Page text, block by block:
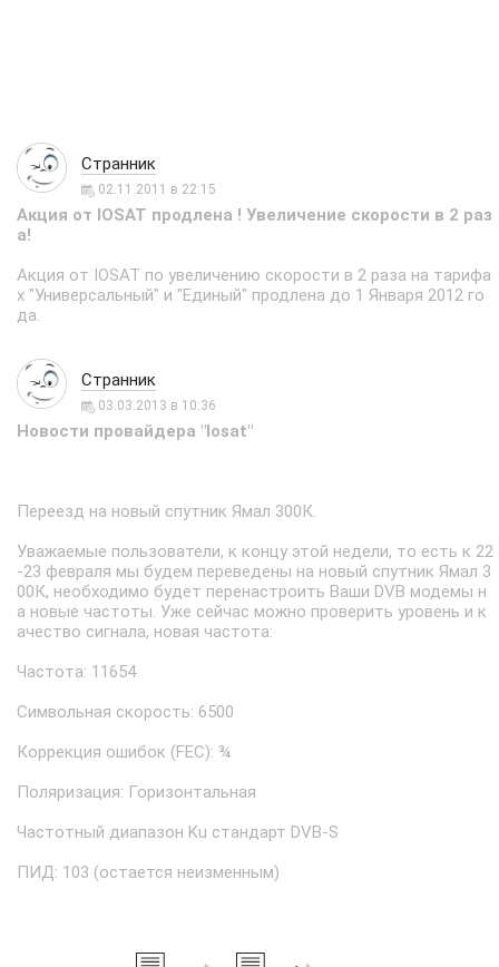
Странник
02.11.2011 в 22:15
Акция от IOSAT продлена ! Увеличение скорости в 2 раз
а!
Акция от IOSAT по увеличению скорости в 2 раза на тарифа
х "Универсальный" и "Единый" продлена до 1 Января 2012 го
да.
Странник
03.03.2013 в 10:36
Новости провайдера "Iosat"
Переезд на новый спутник Ямал 300К.
Уважаемые пользователи, к концу этой недели, то есть к 22
-23 февраля мы будем переведены на новый спутник Ямал 3
00К, необходимо будет перенастроить Ваши DVB модемы н
а новые частоты. Уже сейчас можно проверить уровень и к
ачество сигнала, новая частота:
Частота: 11654
Символьная скорость: 6500
Коррекция ошибок (FEC): ¾
Поляризация: Горизонтальная
Частотный диапазон Ku стандарт DVB-S
ПИД: 103 (остается неизменным)